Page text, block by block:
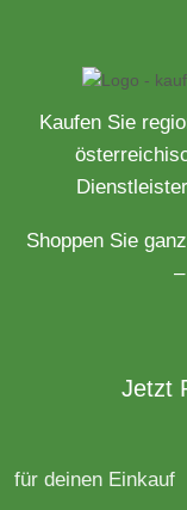
Kaufen Sie
Shoppen Sie
Jetzt
für deinen Einkauf